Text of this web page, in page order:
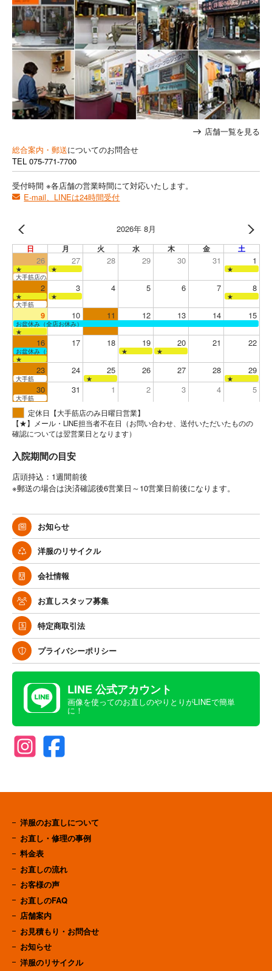
店舗一覧を見る
総合案内・郵送についてのお問合せ
TEL 075-771-7700
受付時間 ※各店舗の営業時間にて対応いたします。
E-mail、LINEは24時間受付
2026年 8月
日 月 火 水 木 金 土
26 27 28 29 30 31 1
★ ★
★
大手筋店のみ営業
2 3 4 5 6 7 8
★ ★
★
大手筋
9 10 11 12 13 14 15
お盆休み（全店お休み）
★
16 17 18 19 20 21 22
お盆休み（全店お休み） ★
★
★
23 24 25 26 27 28 29
大手筋 ★ ★
30 31 1 2 3 4 5
大手筋
定休日【大手筋店のみ日曜日営業】
【★】メール・LINE担当者不在日（お問い合わせ、送付いただいたものの
確認については翌営業日となります）
入院期間の目安
店頭持込：1週間前後
※郵送の場合は決済確認後6営業日～10営業日前後になります。
お知らせ
洋服のリサイクル
会社情報
お直しスタッフ募集
特定商取引法
プライバシーポリシー
LINE 公式アカウント
画像を使ってのお直しのやりとりがLINEで簡単
に！
洋服のお直しについて
お直し・修理の事例
料金表
お直しの流れ
お客様の声
お直しのFAQ
店舗案内
お見積もり・お問合せ
お知らせ
洋服のリサイクル